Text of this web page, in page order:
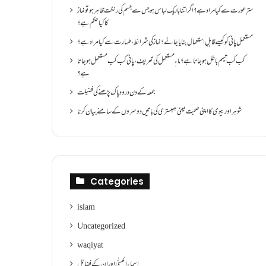
سترِ عورت سے کیا مراد ہے؟اگر اتنا باریک لباس ہو جس سے جسم کی رنگت ظاہر ہو تو نماز
کا کیا حکم ہے؟
مستعمل پانی کو کیسے قابلِ استعمال بنایا جائے؟ نماز کی شرائط ،طہارت سے کیا مراد ہے؟
کب کب تیمم باطل ہو جاتا ہے؟ ماءِ مستعمل کی تعریف ،پانی کب کب مستعمل ہو جاتا
ہے؟
جمعہ کے دن درود پاک پڑھنے کی فضیلت
شوہر اور بیوی کا اپنی صحبت یعنی ہمبستری کی باتیں دوسروں کے سامنے بیان کرنا
Categories
islam
Uncategorized
waqiyat